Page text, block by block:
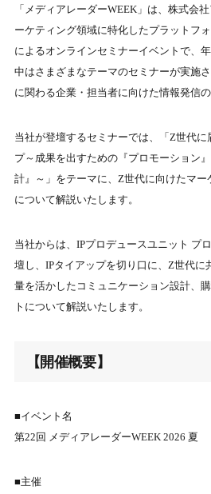
「メディアレーダーWEEK」は、株式会
ーケティング領域に特化したプラットフ
によるオンラインセミナーイベントで、
中はさまざまなテーマのセミナーが実施
に関わる企業・担当者に向けた情報発信の
当社が登壇するセミナーでは、「Z世代に
プ～成果を出すための『プロモーション
計』～」をテーマに、Z世代に向けたマ
について解説いたします。
当社からは、IPプロデュースユニット プ
壇し、IPタイアップを切り口に、Z世代に
量を活かしたコミュニケーション設計、
トについて解説いたします。
【開催概要】
■イベント名
第22回 メディアレーダーWEEK 2026 夏
■主催